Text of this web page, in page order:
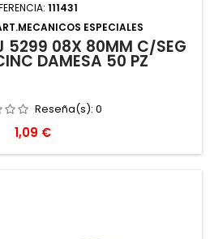
111431
ESPECIALES
5299 08X 80MM C/SEG
DAMESA 50 PZ
Reseña(s): 0
Precio
1,09 €